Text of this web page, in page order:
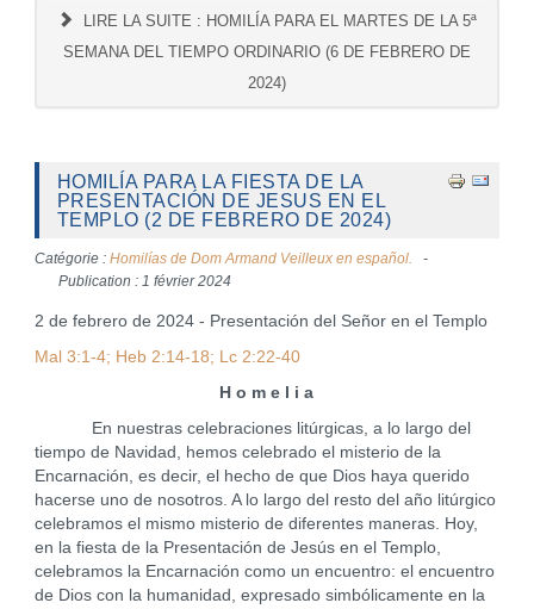
LIRE LA SUITE : HOMILÍA PARA EL MARTES DE LA 5ª
SEMANA DEL TIEMPO ORDINARIO (6 DE FEBRERO DE
2024)
HOMILÍA PARA LA FIESTA DE LA
PRESENTACIÓN DE JESUS EN EL
TEMPLO (2 DE FEBRERO DE 2024)
Catégorie : Homilías de Dom Armand Veilleux en español.
Publication : 1 février 2024
2 de febrero de 2024 - Presentación del Señor en el Templo
Mal 3:1-4; Heb 2:14-18; Lc 2:22-40
H o m e l i a
En nuestras celebraciones litúrgicas, a lo largo del
tiempo de Navidad, hemos celebrado el misterio de la
Encarnación, es decir, el hecho de que Dios haya querido
hacerse uno de nosotros. A lo largo del resto del año litúrgico
celebramos el mismo misterio de diferentes maneras. Hoy,
en la fiesta de la Presentación de Jesús en el Templo,
celebramos la Encarnación como un encuentro: el encuentro
de Dios con la humanidad, expresado simbólicamente en la